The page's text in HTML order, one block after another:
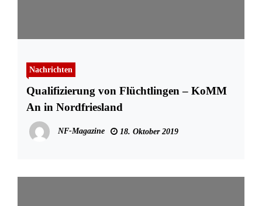
Nachrichten
Qualifizierung von Flüchtlingen – KoMM
An in Nordfriesland
NF-Magazine 18. Oktober 2019